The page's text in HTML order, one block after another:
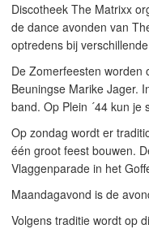
Discotheek The Matrixx
de dance avonden van
optredens bij
De Zomerfeesten worden
Beuningse Marike Jager.
band. Op Plein ´44 kun je
Op zondag wordt er
één groot feest bouwen.
Vlaggenparade in het
Maandagavond is de
Volgens traditie wordt op